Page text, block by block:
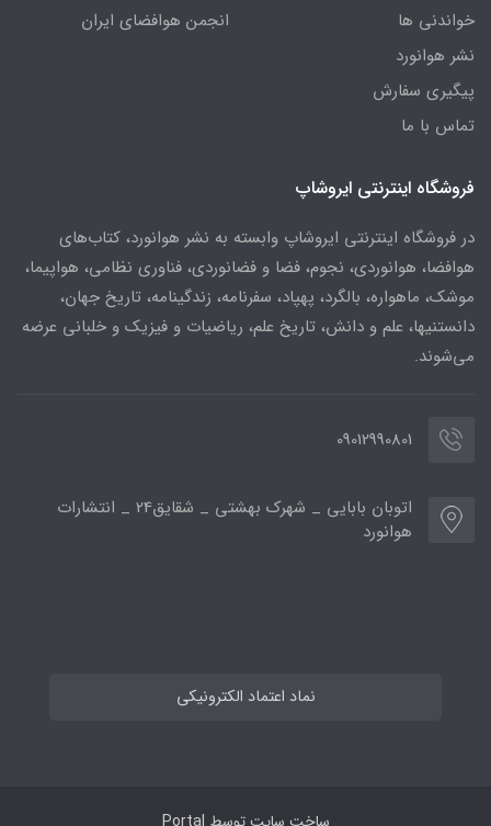
خواندنی ها
نشر هوانورد
پیگیری سفارش
تماس با ما
انجمن هوافضای ایران
فروشگاه اینترنتی ایروشاپ
در فروشگاه اینترنتی ایروشاپ وابسته به نشر هوانورد، کتاب‌های
هوافضا، هوانوردی، نجوم، فضا و فضانوردی، فناوری نظامی، هواپیما،
موشک، ماهواره، بالگرد، پهپاد، سفرنامه، زندگینامه، تاریخ جهان،
دانستنیها، علم و دانش، تاریخ علم، ریاضیات و فیزیک و خلبانی عرضه
می‌شوند.
09012990801
اتوبان بابایی _ شهرک بهشتی _ شقایق24 _ انتشارات
هوانورد
نماد اعتماد الکترونیکی